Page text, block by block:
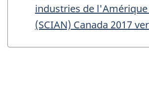
industries de
(SCIAN) Canada 2017